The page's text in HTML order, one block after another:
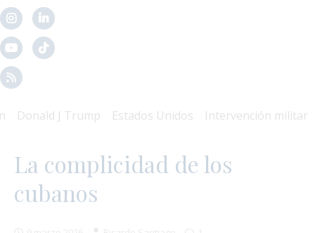
J Trump Estados Unidos Intervención militar
La complicidad de los
cubanos